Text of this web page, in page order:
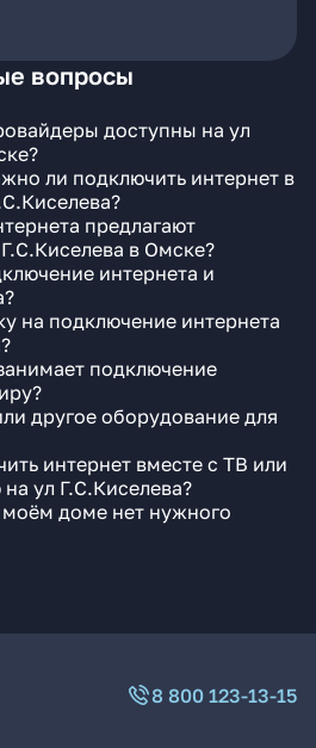
вопросы
доступны на ул
ли подключить интернет в
предлагают
в Омске?
интернета и
на подключение интернета
подключение
другое оборудование для
интернет вместе с ТВ или
ул Г.С.Киселева?
моём доме нет нужного
8 800 123-13-15